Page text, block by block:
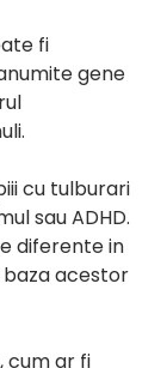
fi
gene
cu tulburari
sau ADHD.
diferente in
acestor